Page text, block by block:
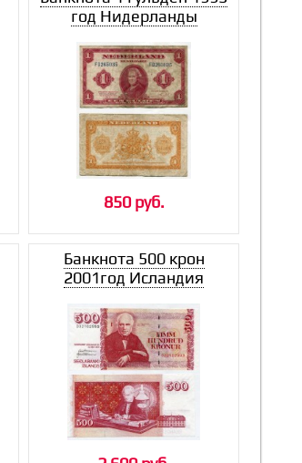
год Нидерланды
850 руб.
Банкнота 500 крон
2001год Исландия